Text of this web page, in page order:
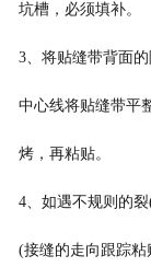
坑槽，必须填补。
3、将贴缝带背面
中心线将贴缝带平
烤，再粘贴。
4、如遇不规则的
(接缝的走向 跟踪粘